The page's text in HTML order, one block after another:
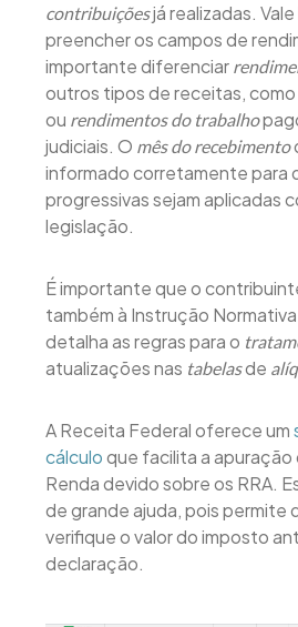
contribuiçõesjá realizadas.
preencher os campos de
importante diferenciar
outros tipos de receitas, como
ou rendimentos do trabalho
judiciais. O mês do recebimento
informado corretamente para
progressivas sejam aplicadas
legislação.
É importante que o
também à Instrução
detalha as regras para o
atualizações nas tabelasde
A Receita Federal oferece um
cálculoque facilita a
Renda devido sobre os RRA.
de grande ajuda, pois permite
verifique o valor do imposto
declaração.